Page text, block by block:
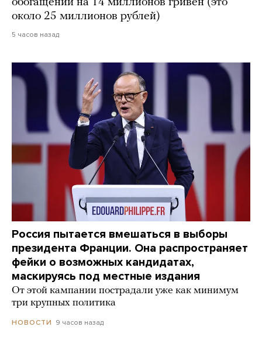
обогащении на 14 миллионов гривен (это
около 25 миллионов рублей)
5 часов назад
Россия пытается вмешаться в выборы
президента Франции. Она распространяет
фейки о возможных кандидатах,
маскируясь под местные издания
От этой кампании пострадали уже как минимум
три крупных политика
НОВОСТИ 9 часов назад